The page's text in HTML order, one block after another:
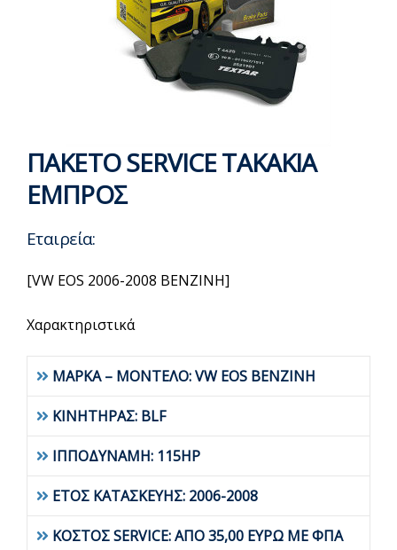
ΠΑΚΕΤΟ SERVICE ΤΑΚΑΚΙΑ
ΕΜΠΡΟΣ
Εταιρεία:
[VW EOS 2006-2008 BENZINH]
Χαρακτηριστικά
ΜΑΡΚΑ – ΜΟΝΤΕΛΟ: VW EOS BENZINH
ΚΙΝΗΤΗΡΑΣ: BLF
ΙΠΠΟΔΥΝΑΜΗ: 115HP
ΕΤΟΣ ΚΑΤΑΣΚΕΥΗΣ: 2006-2008
ΚΟΣΤΟΣ SERVICE: ΑΠΟ 35,00 ΕΥΡΩ ΜΕ ΦΠΑ